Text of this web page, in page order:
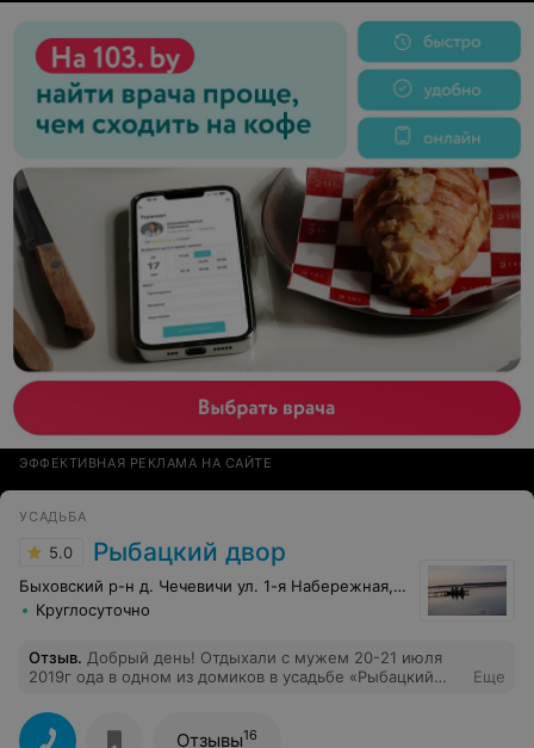
ЭФФЕКТИВНАЯ РЕКЛАМА НА САЙТЕ
УСАДЬБА
5.0 Рыбацкий двор
Быховский р-н д. Чечевичи ул. 1-я Набережная, 45
Круглосуточно
Отзыв. Добрый день! Отдыхали с мужем 20-21 июля
2019г ода в одном из домиков в усадьбе «Рыбацкий
сказать! Дом чистый ,аккуратный,постельное белье
свежее,в доме все убрано! Мангал,лодка -бесплатно !
Еще
Отзывы16